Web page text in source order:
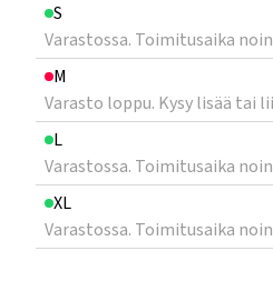
S
Varastossa. Toimitusaika
M
Varasto loppu. Kysy lisää tai
L
Varastossa. Toimitusaika
XL
Varastossa. Toimitusaika